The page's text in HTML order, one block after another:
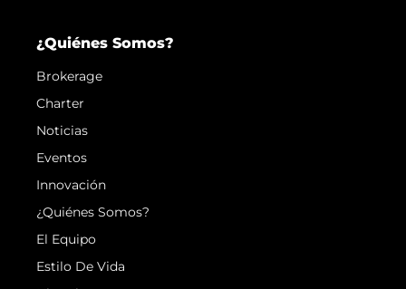
¿Quiénes Somos?
Brokerage
Charter
Noticias
Eventos
Innovación
¿Quiénes Somos?
El Equipo
Estilo De Vida